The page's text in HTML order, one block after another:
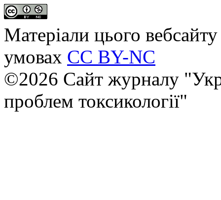
Матеріали цього
умовах CC BY-NC
©2026 Сайт журналу
проблем токсикології"